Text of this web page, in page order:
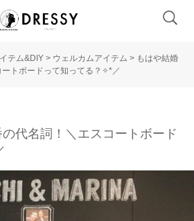
テム&DIY > ウェルカムアイテム > もはや結婚
トボードって知ってる？✧*／
代名詞！＼エスコートボード